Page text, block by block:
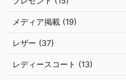
メディア掲載 (19)
レザー (37)
レディースコート (13)